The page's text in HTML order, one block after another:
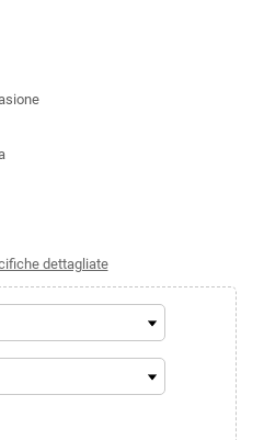
dettagliate